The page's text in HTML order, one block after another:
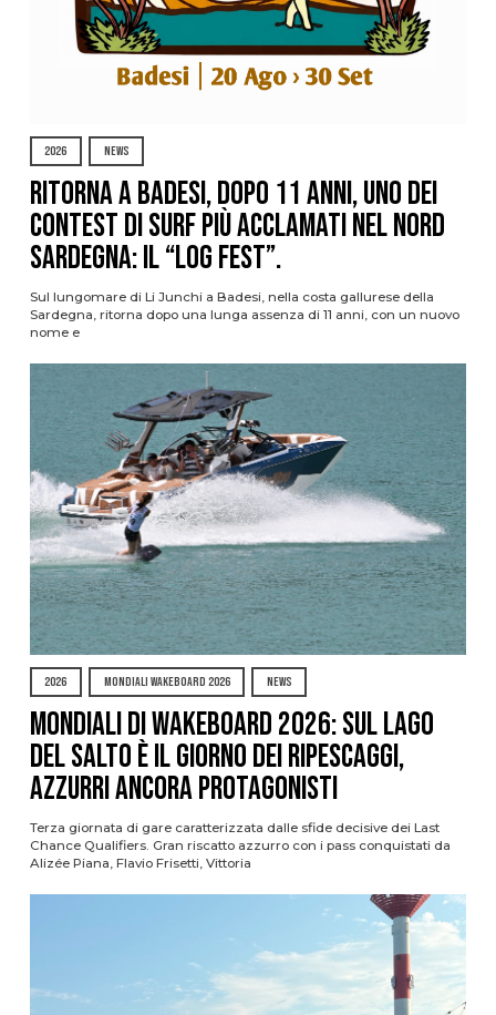
2026 NEWS
Ritorna a Badesi, dopo 11 anni, uno dei
contest di surf più acclamati nel nord
Sardegna: il “Log Fest”.
Sul lungomare di Li Junchi a Badesi, nella costa gallurese della
Sardegna, ritorna dopo una lunga assenza di 11 anni, con un nuovo
nome e
2026 MONDIALI WAKEBOARD 2026 NEWS
Mondiali di Wakeboard 2026: sul Lago
del Salto è il giorno dei ripescaggi,
azzurri ancora protagonisti
Terza giornata di gare caratterizzata dalle sfide decisive dei Last
Chance Qualifiers. Gran riscatto azzurro con i pass conquistati da
Alizée Piana, Flavio Frisetti, Vittoria